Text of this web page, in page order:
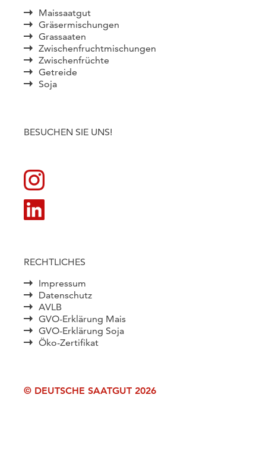
Maissaatgut
Gräsermischungen
Grassaaten
Zwischenfruchtmischungen
Zwischenfrüchte
Getreide
Soja
BESUCHEN SIE UNS!
RECHTLICHES
Impressum
Datenschutz
AVLB
GVO-Erklärung Mais
GVO-Erklärung Soja
Öko-Zertifikat
© DEUTSCHE SAATGUT 2026